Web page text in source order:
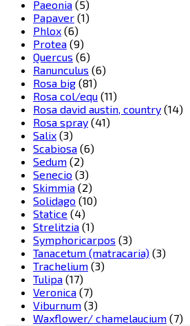
Paeonia (5)
Papaver (1)
Phlox (6)
Protea (9)
Quercus (6)
Ranunculus (6)
Rosa big (81)
Rosa col/equ (11)
Rosa david austin, country (14)
Rosa spray (41)
Salix (3)
Scabiosa (6)
Sedum (2)
Senecio (3)
Skimmia (2)
Solidago (10)
Statice (4)
Strelitzia (1)
Symphoricarpos (3)
Tanacetum (matracaria) (3)
Trachelium (3)
Tulipa (17)
Veronica (7)
Viburnum (3)
Waxflower/ chamelaucium (7)